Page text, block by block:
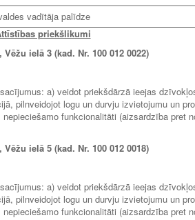
vadītāja palīdze
priekšlikumi
ielā 3 (kad. Nr. 100 012 0022)
a) veidot priekšdārzā ieejas
pilnveidojot logu un durvju izvietojumu un
funkcionalitāti (aizsardzība pret
ielā 5 (kad. Nr. 100 012 0018)
a) veidot priekšdārzā ieejas
pilnveidojot logu un durvju izvietojumu un
funkcionalitāti (aizsardzība pret